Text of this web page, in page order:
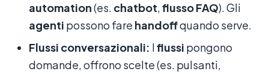
automation(es. chatbot,flussoFAQ). Gli
agenti possono fare handoffquando serve.
Flussi conversazionali: Iflussi pongono
domande, offrono scelte (es. pulsanti,